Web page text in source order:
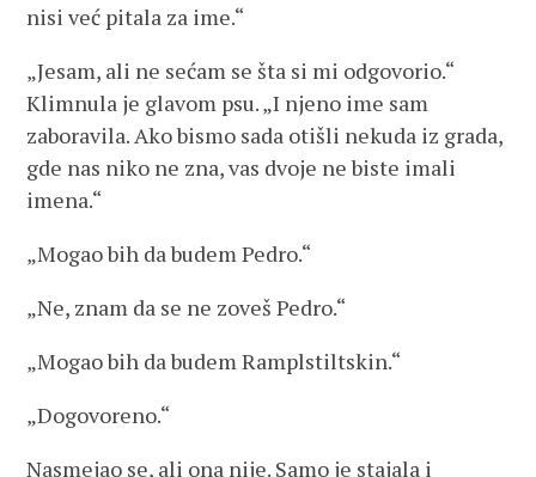
nisi već pitala za ime.“
„Jesam, ali ne sećam se šta si mi odgovorio.“
Klimnula je glavom psu. „I njeno ime sam
zaboravila. Ako bismo sada otišli nekuda iz grada,
gde nas niko ne zna, vas dvoje ne biste imali
imena.“
„Mogao bih da budem Pedro.“
„Ne, znam da se ne zoveš Pedro.“
„Mogao bih da budem Ramplstiltskin.“
„Dogovoreno.“
Nasmejao se, ali ona nije. Samo je stajala i